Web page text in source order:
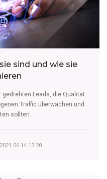
sind und wie sie
gedrehten Leads, die Qualität
Traffic überwachen und
sollten.
13:20